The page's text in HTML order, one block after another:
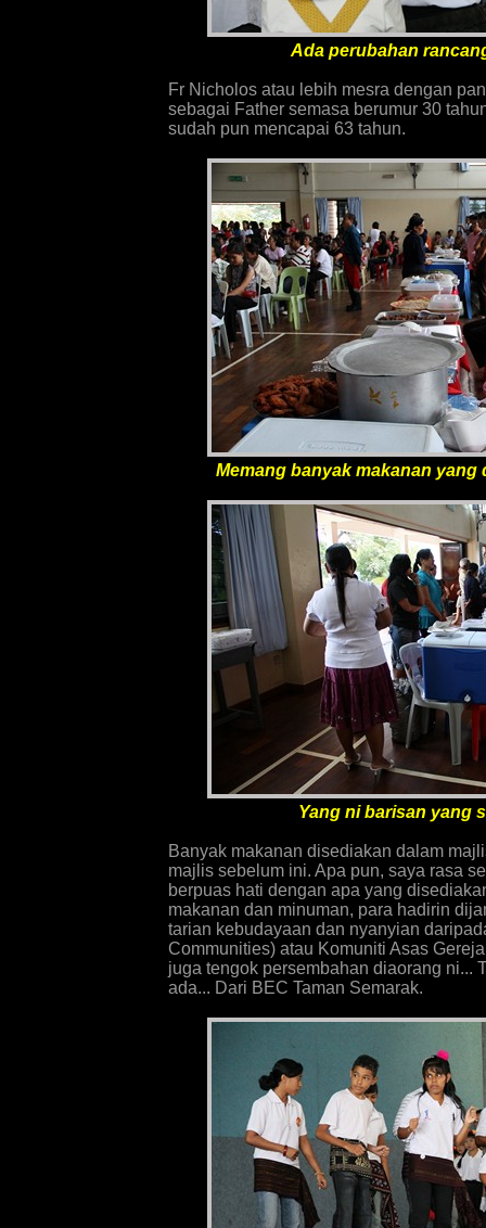
Ada perubahan
Fr Nicholos atau lebih mesra dengan
sebagai Father semasa berumur 30
sudah pun mencapai 63 tahun.
Memang banyak makanan yang
Yang ni barisan yang
Banyak makanan disediakan dalam
majlis sebelum ini. Apa pun, saya rasa
berpuas hati dengan apa yang
makanan dan minuman, para hadirin
tarian kebudayaan dan nyanyian
Communities) atau Komuniti Asas
juga tengok persembahan diaorang ni...
ada... Dari BEC Taman Semarak.